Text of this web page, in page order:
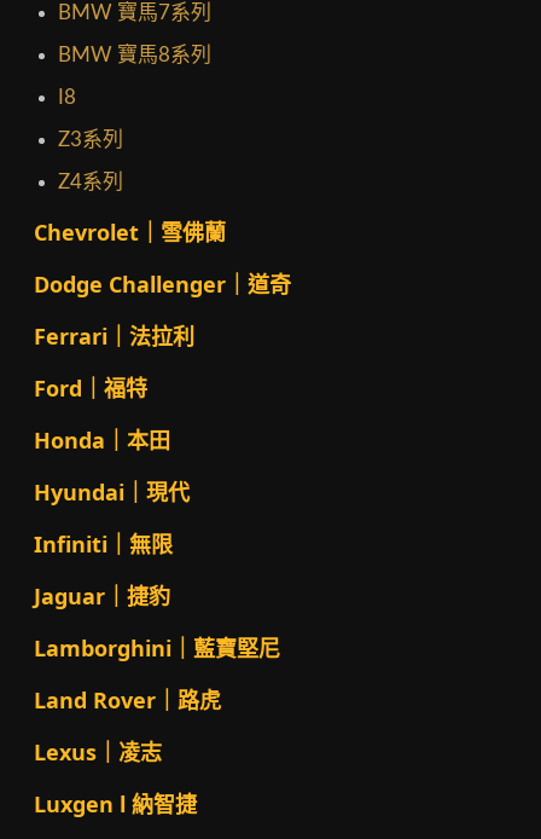
BMW 寶馬7系列
BMW 寶馬8系列
I8
Z3系列
Z4系列
Chevrolet｜雪佛蘭
Dodge Challenger｜道奇
Ferrari｜法拉利
Ford｜福特
Honda｜本田
Hyundai｜現代
Infiniti｜無限
Jaguar｜捷豹
Lamborghini｜藍寶堅尼
Land Rover｜路虎
Lexus｜凌志
Luxgen l 納智捷